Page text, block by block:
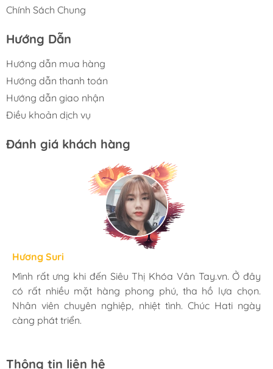
Chính Sách Chung
Hướng Dẫn
Hướng dẫn mua hàng
Hướng dẫn thanh toán
Hướng dẫn giao nhận
Điều khoản dịch vụ
Đánh giá khách hàng
Hương Suri
Mình rất ưng khi đến Siêu Thị Khóa Vân Tay.vn. Ở đây
có rất nhiều mặt hàng phong phú, tha hồ lựa chọn.
Nhân viên chuyên nghiệp, nhiệt tình. Chúc Hati ngày
càng phát triển.
Đoàn Giang Hương
Đội ngũ tư vấn của Siêu Thị Khóa Vân Tay.vn tận tình và
tư vấn có tâm đã giúp mình chọn được mẫu đèn phù
hợp với nội thất nhà mình
Ngọc Anh
Mua đèn tại Siêu Thị Khóa Vân Tay.vn mình hoàn toàn
yên tâm với chính sách bảo hành 24 tháng tại nhà. Bạn
kĩ thuật lắp đặt rất cận thận và chu đáo
Thông tin liên hệ